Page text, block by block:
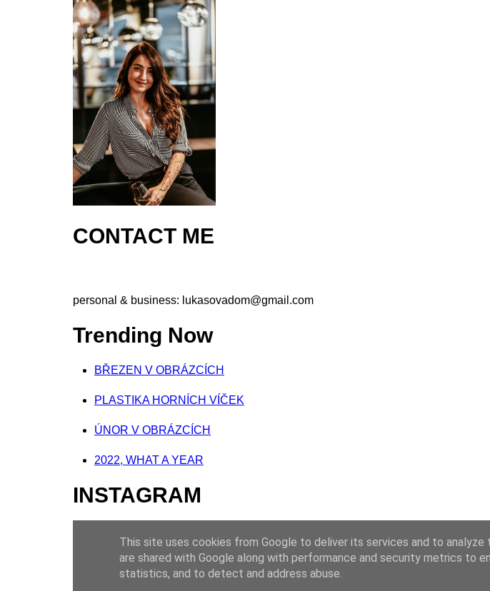
CONTACT ME
personal & business: lukasovadom@gmail.com
Trending Now
BŘEZEN V OBRÁZCÍCH
PLASTIKA HORNÍCH VÍČEK
ÚNOR V OBRÁZCÍCH
2022, WHAT A YEAR
INSTAGRAM